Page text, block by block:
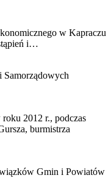
w Kapraczu
i…
Samorządowych
roku 2012 r., podczas
burmistrza
Gmin i Powiatów